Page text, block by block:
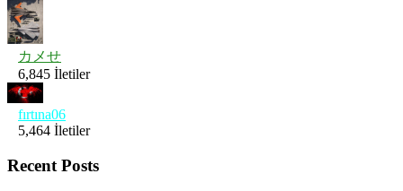
カメせ
6,845 İletiler
fırtına06
5,464 İletiler
Recent Posts